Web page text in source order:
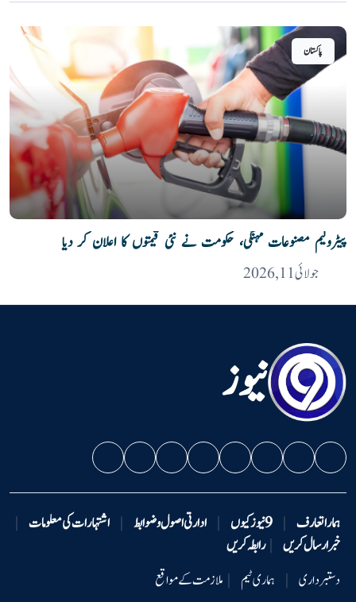
پاکستان
پیٹرولیم مصنوعات مہنگی، حکومت نے نئی قیمتوں کا اعلان کر دیا
جولائی 11, 2026
نیوز
ہمارا تعارف | 9 نیوزکیوں | ادارتی اصول و ضوابط | اشتہارات کی معلومات |
خبر ارسال کریں | رابطہ کریں
دستبرداری | ہماری ٹیم | ملازمت کے مواقع